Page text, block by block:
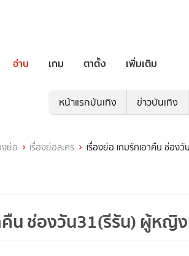
อ่าน เกม ตาตั้ง เพิ่มเติม
หน้าแรกบันเทิง ข่าวบันเทิง
งย่อ เรื่องย่อละคร เรื่องย่อ เกมรักเอาคืน ช่อ
คืน ช่องวัน31(รีรัน) ผู้หญิ